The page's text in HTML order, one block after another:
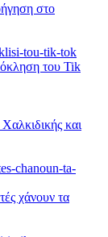
στο
του Tik
και
χάνουν τα